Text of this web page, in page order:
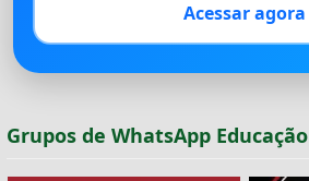
Acessar agora
Grupos de WhatsApp Educação